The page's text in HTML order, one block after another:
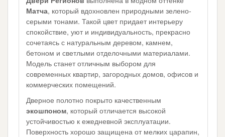
Матча, который вдохновлен природными зелено-
серыми тонами. Такой цвет придает интерьеру
спокойствие, уют и индивидуальность, прекрасно
сочетаясь с натуральным деревом, камнем,
бетоном и светлыми отделочными материалами.
Модель станет отличным выбором для
современных квартир, загородных домов, офисов и
коммерческих помещений.
Дверное полотно покрыто качественным
экошпоном, который отличается высокой
устойчивостью к ежедневной эксплуатации.
Поверхность хорошо защищена от мелких царапин,